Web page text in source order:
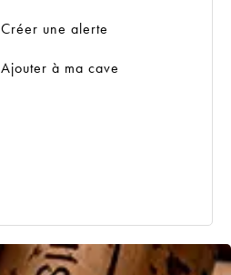
Créer une alerte
Ajouter à ma cave